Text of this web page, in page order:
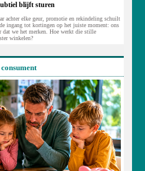
blijft sturen
achter elke geur, promotie en rekindeling schuilt
ingang tot kortingen op het juiste moment: ons
dat we het merken. Hoe werkt die stille
winkelen?
consument